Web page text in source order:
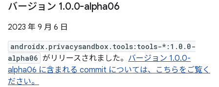
バージョン 1.0.0-alpha06
2023 年 9 月 6 日
androidx.privacysandbox.tools:tools-*:1.0.0-
alpha06 がリリースされました。 バージョン 1.0.0-
alpha06 に含まれる commit については、こちらをご覧く
ださい。